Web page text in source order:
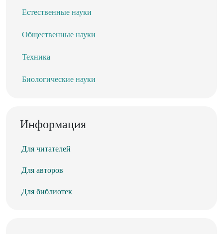
Естественные науки
Общественные науки
Техника
Биологические науки
Информация
Для читателей
Для авторов
Для библиотек